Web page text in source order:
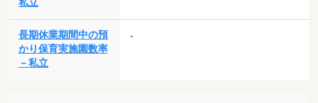
私立
長期休業期間中の預
かり保育実施園数率
－私立
-